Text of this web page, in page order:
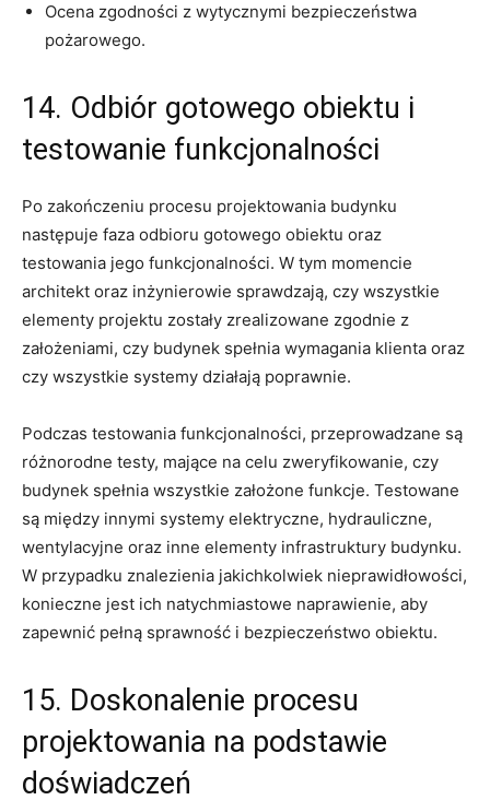
Ocena ⁤zgodności ⁢z‍ wytycznymi bezpieczeństwa
pożarowego.
14. Odbiór gotowego ‌obiektu i
testowanie funkcjonalności
Po zakończeniu procesu projektowania budynku ​
następuje faza odbioru gotowego obiektu oraz
testowania ⁣jego funkcjonalności. ⁣W tym momencie
architekt oraz inżynierowie sprawdzają, czy wszystkie
elementy projektu zostały‌ zrealizowane zgodnie z
założeniami, czy⁣ budynek spełnia wymagania klienta oraz
czy wszystkie ⁤systemy działają⁣ poprawnie.
Podczas ‌testowania ⁢funkcjonalności, ‍przeprowadzane są
różnorodne testy, mające na celu ⁣zweryfikowanie, czy
budynek spełnia wszystkie ⁤założone funkcje. Testowane
są między innymi⁣ systemy ⁤elektryczne, ⁤hydrauliczne,
wentylacyjne oraz inne⁢ elementy ⁤infrastruktury budynku.
W‌ przypadku znalezienia jakichkolwiek nieprawidłowości,
konieczne jest ⁣ich natychmiastowe naprawienie, aby
zapewnić pełną sprawność ⁣i bezpieczeństwo‍ obiektu.
15. Doskonalenie procesu⁤
projektowania ​na‍ podstawie
doświadczeń